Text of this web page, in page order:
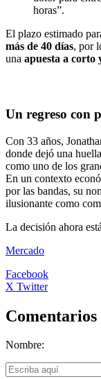
horas”.
El plazo estimado
más de 40 días, por
una apuesta a corto
Un regreso con
Con 33 años,
donde dejó una
como uno de los
En un contexto
por las bandas, su
ilusionante como
La decisión ahora
Mercado
Facebook
X Twitter
Comentarios
Nombre: